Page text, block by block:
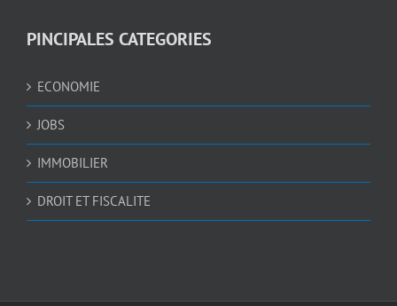
PINCIPALES CATEGORIES
ECONOMIE
JOBS
IMMOBILIER
DROIT ET FISCALITE